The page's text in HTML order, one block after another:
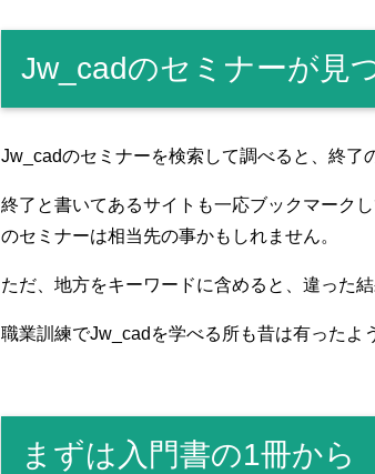
Jw_cadのセミナーが見
Jw_cadのセミナーを検索して調べると、終了
終了と書いてあるサイトも一応ブックマーク
のセミナーは相当先の事かもしれません。
ただ、地方をキーワードに含めると、違った
職業訓練でJw_cadを学べる所も昔は有ったよ
まずは入門書の1冊から